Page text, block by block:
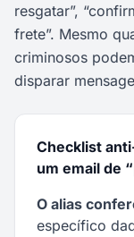
resgatar”,
frete”. Mesmo
criminosos
disparar
Checklist
um email de
O alias
específico